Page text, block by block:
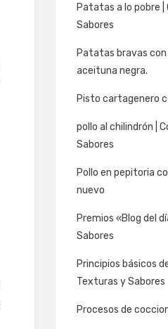
Patatas a lo pobre
Sabores
Patatas bravas con
aceituna negra.
Pisto cartagenero
pollo al chilindrón |
Sabores
Pollo en pepitoria
nuevo
Premios «Blog del
Sabores
Principios básicos
Texturas y Sabores
Procesos de